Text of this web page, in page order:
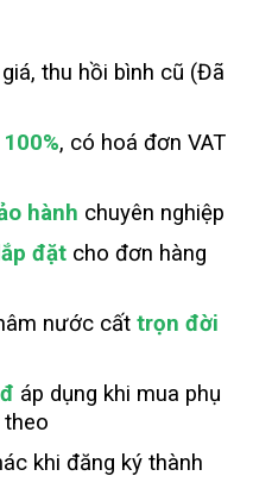
thu hồi bình cũ (Đã
, có hoá đơn VAT
hành chuyên nghiệp
đặt cho đơn hàng
nước cất trọn đời
áp dụng khi mua phụ
theo
khi đăng ký thành